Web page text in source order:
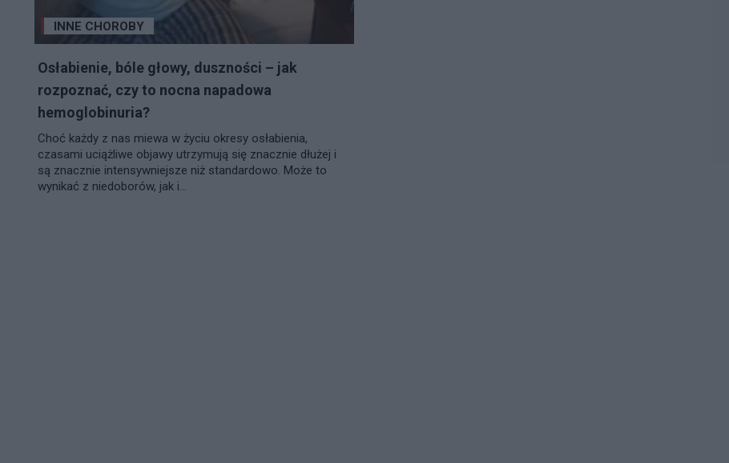
INNE CHOROBY
Osłabienie, bóle głowy, duszności – jak
rozpoznać, czy to nocna napadowa
hemoglobinuria?
Choć każdy z nas miewa w życiu okresy osłabienia,
czasami uciążliwe objawy utrzymują się znacznie dłużej i
są znacznie intensywniejsze niż standardowo. Może to
wynikać z niedoborów, jak i...